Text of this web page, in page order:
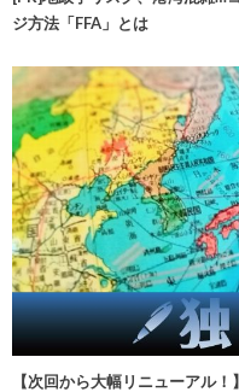
ジ方法「FFA」とは
【次回から大幅リニューアル